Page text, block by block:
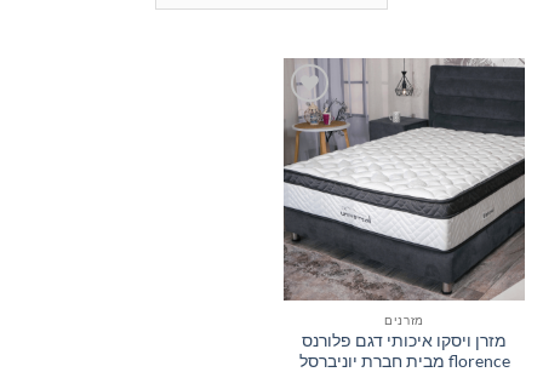
הוסף
למוצרים
שאהבתי
מזרנים
מזרן ויסקו איכותי דגם פלורנס
florence מבית חברת יוניברסל